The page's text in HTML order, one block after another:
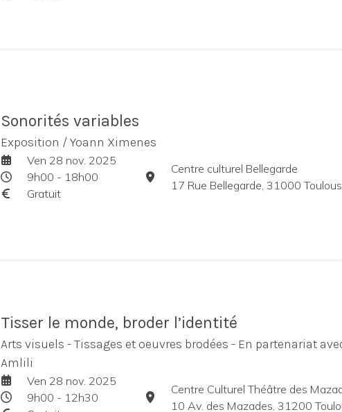
Sonorités variables
Exposition / Yoann Ximenes
Ven 28 nov. 2025
9h00 - 18h00
Gratuit
Centre culturel Bellegarde
17 Rue Bellegarde, 31000
Tisser le monde, broder l’identité
Arts visuels - Tissages et oeuvres brodées - En partenariat
Amlili
Ven 28 nov. 2025
9h00 - 12h30
Centre Culturel Théâtre des
10 Av. des Mazades, 31200